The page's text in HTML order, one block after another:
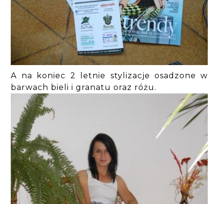
A na koniec 2 letnie stylizacje osadzone w
barwach bieli i granatu oraz różu.